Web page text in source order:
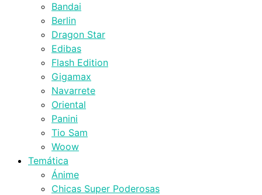
Bandai
Berlin
Dragon Star
Edibas
Flash Edition
Gigamax
Navarrete
Oriental
Panini
Tio Sam
Woow
Temática
Ánime
Chicas Super Poderosas